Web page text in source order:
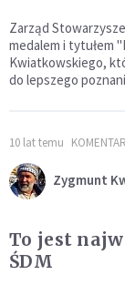
Zarząd
medalem i tytułem
Kwiatkowskiego,
do lepszego
10 lat temu
Zygmunt
To jest
ŚDM